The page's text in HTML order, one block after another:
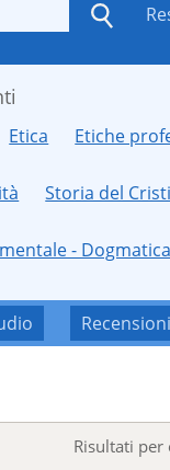
Etica Etiche
Storia del
- Dogmatica
Recensioni
Risultati per